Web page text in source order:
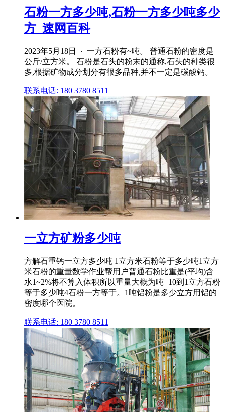
石粉一方多少吨,石粉一方多少吨多少
方_速网百科
2023年5月18日 · 一方石粉有~吨。 普通石粉的密度是
公斤/立方米。 石粉是石头的粉末的通称,石头的种类很
多,根据矿物成分划分有很多品种,并不一定是碳酸钙。
联系电话: 180 3780 8511
一立方矿粉多少吨
方解石重钙一立方多少吨 1立方米石粉等于多少吨1立方
米石粉的重量数学作业帮用户普通石粉比重是(平均)含
水1~2%将不算入体积所以重量大概为吨+10到1立方石粉
等于多少吨4石粉一方等于。1吨铝粉是多少立方用铝的
密度哪个医院。
联系电话: 180 3780 8511